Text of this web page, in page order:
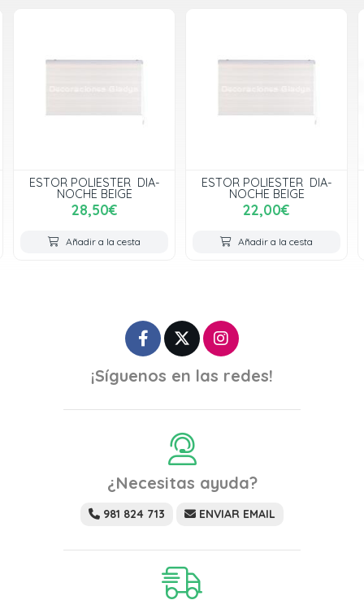
DIA-
a la cesta
ESTOR POLIESTER DIA-
Añadir a la cesta
ESTOR
¡Síguenos en las redes!
¿Necesitas ayuda?
981 824 713 ENVIAR EMAIL